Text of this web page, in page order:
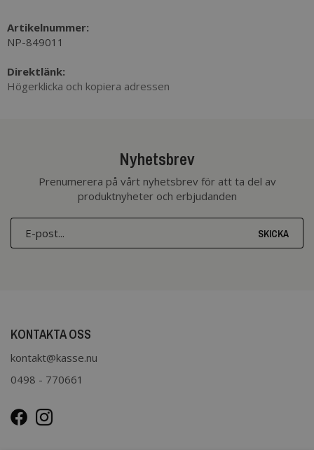
Artikelnummer:
NP-849011
Direktlänk:
Högerklicka och kopiera adressen
Nyhetsbrev
Prenumerera på vårt nyhetsbrev för att ta del av
produktnyheter och erbjudanden
SKICKA
KONTAKTA OSS
kontakt@kasse.nu
0498 - 770661